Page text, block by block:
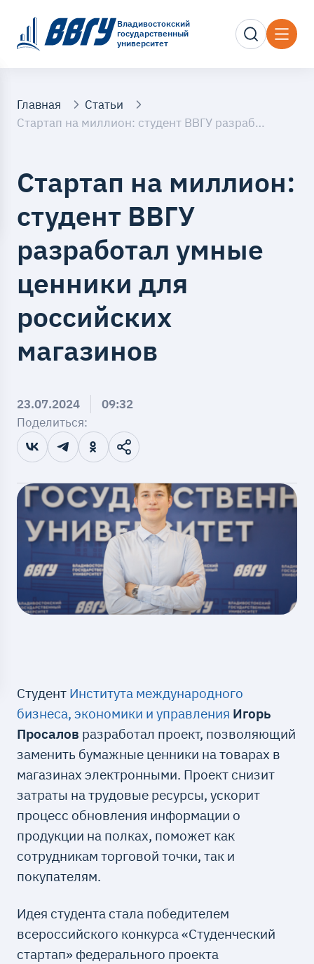
Владивостокский
государственный
университет
Главная
Статьи
Стартап на миллион: студент ВВГУ разработал умные ценники для российских магазинов
Стартап на миллион:
студент ВВГУ
разработал умные
ценники для
российских
магазинов
23.07.2024
09:32
Поделиться:
Студент Института международного
бизнеса, экономики и управления Игорь
Просалов разработал проект, позволяющий
заменить бумажные ценники на товарах в
магазинах электронными. Проект снизит
затраты на трудовые ресурсы, ускорит
процесс обновления информации о
продукции на полках, поможет как
сотрудникам торговой точки, так и
покупателям.
Идея студента стала победителем
всероссийского конкурса «Студенческий
стартап» федерального проекта